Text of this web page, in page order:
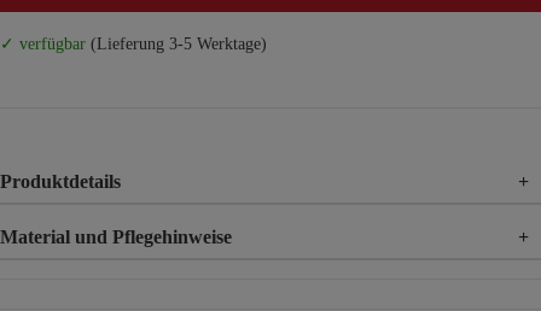
✓ verfügbar (Lieferung 3-5 Werktage)
Produktdetails +
Material und Pflegehinweise +